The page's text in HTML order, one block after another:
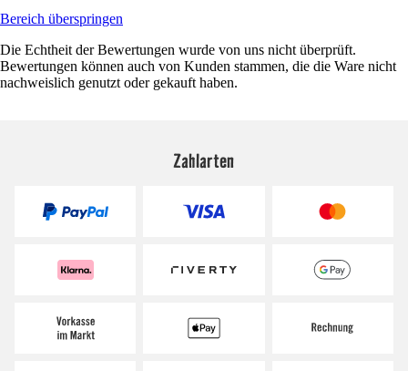
Bereich überspringen
Die Echtheit der Bewertungen wurde von uns nicht überprüft.
Bewertungen können auch von Kunden stammen, die die Ware nicht
nachweislich genutzt oder gekauft haben.
Zahlarten